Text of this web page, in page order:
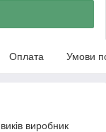
Оплата Умови
виробник